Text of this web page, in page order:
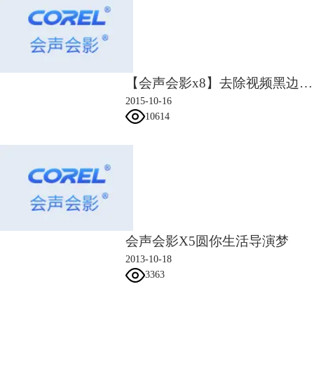
图3:缩放滤镜设置
【会声会影x8】去除视频黑边视频教程
2015-10-16
10614
会声会影X5圆你生活导演梦
2013-10-18
3363